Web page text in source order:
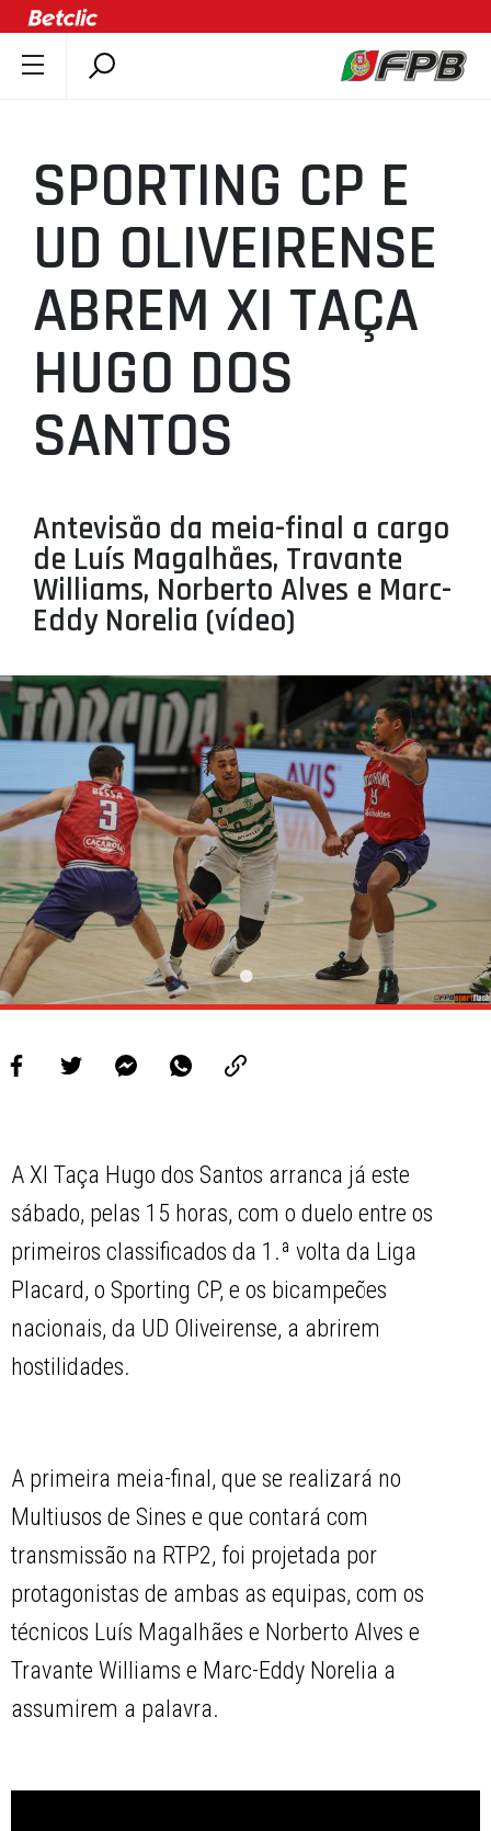
ÚLTIMAS
COMPETIÇÕES
ASSOCIAÇÕES
CLUBES
AGENTES
AGENDA
SELEÇÕES
MINIBASQUETE
PROJETOS
LIGA BETCLIC MASCULINA
LIGA BETCLIC FEMININA
SPORTING CP E
UD OLIVEIRENSE
ABREM XI TAÇA
HUGO DOS
SANTOS
Antevisão da meia-final a cargo
de Luís Magalhães, Travante
Williams, Norberto Alves e Marc-
Eddy Norelia (vídeo)
A XI Taça Hugo dos Santos arranca já este
sábado, pelas 15 horas, com o duelo entre os
primeiros classificados da 1.ª volta da Liga
Placard, o Sporting CP, e os bicampeões
nacionais, da UD Oliveirense, a abrirem
hostilidades.
A primeira meia-final, que se realizará no
Multiusos de Sines e que contará com
transmissão na RTP2, foi projetada por
protagonistas de ambas as equipas, com os
técnicos Luís Magalhães e Norberto Alves e
Travante Williams e Marc-Eddy Norelia a
assumirem a palavra.